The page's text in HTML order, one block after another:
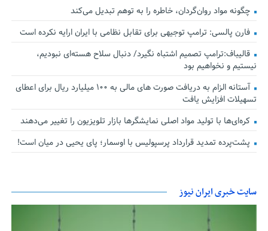
چگونه مواد روان‌گردان، خاطره را به توهم تبدیل می‌کند
فارن پالسی: ترامپ توجیهی برای تقابل نظامی با ایران ارایه نکرده است
قالیباف:ترامپ تصمیم اشتباه نگیرد/ دنبال سلاح هسته‌ای نبودیم،
نیستیم و نخواهیم بود
آستانه الزام به دریافت صورت های مالی به ۱۰۰ میلیارد ریال برای اعطای
تسهیلات افزایش یافت
کره‌ای‌ها با تولید مواد اصلی نمایشگرها بازار تلویزیون را تغییر می‌دهند
پشت‌پرده تمدید قرارداد پرسپولیس با اوسمار؛ پای یحیی در میان است!
سایت خبری ایران نیوز